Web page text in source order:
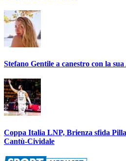
Stefano Gentile a canestro con la sua
Coppa Italia LNP, Brienza sfida
Cantù-Cividale